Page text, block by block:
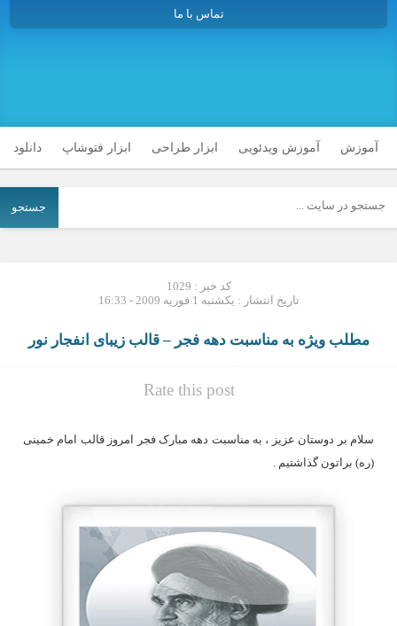
تماس با ما
آموزش آموزش ویدئویی ابزار طراحی ابزار فتوشاپ دانلود
جستجو
کد خبر : 1029
تاریخ انتشار : یکشنبه 1 فوریه 2009 - 16:33
مطلب ویژه به مناسبت دهه فجر – قالب زیبای انفجار نور
Rate this post
سلام بر دوستان عزیز ، به مناسبت دهه مبارک فجر امروز قالب امام خمینی
(ره) براتون گذاشتیم .